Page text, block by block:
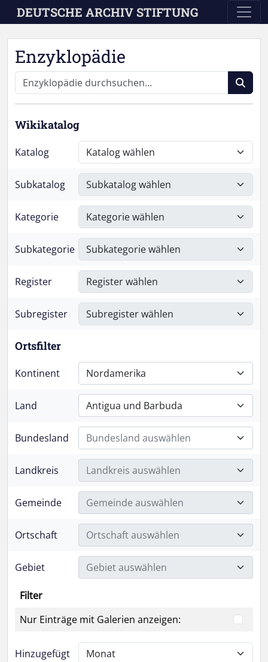
Skip to main content
DEUTSCHE ARCHIV STIFTUNG
Enzyklopädie
Wikikatalog
Katalog
Subkatalog
Kategorie
Subkategorie
Register
Subregister
Ortsfilter
Kontinent Nordamerika
Land Antigua und Barbuda
Bundesland Bundesland auswählen
Landkreis Landkreis auswählen
Gemeinde Gemeinde auswählen
Ortschaft Ortschaft auswählen
Gebiet Gebiet auswählen
Filter
Nur Einträge mit Galerien anzeigen:
Hinzugefügt